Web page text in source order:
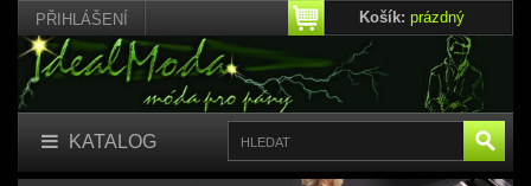
PŘIHLÁŠENÍ Košík: prázdný
KATALOG